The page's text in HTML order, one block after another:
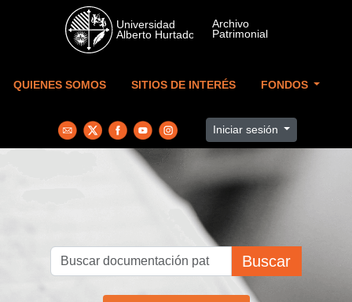
Skip to main content
QUIENES SOMOS SITIOS DE INTERÉS FONDOS
Iniciar sesión
Buscar